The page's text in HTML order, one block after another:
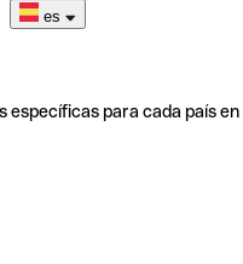
es
específicas para cada país